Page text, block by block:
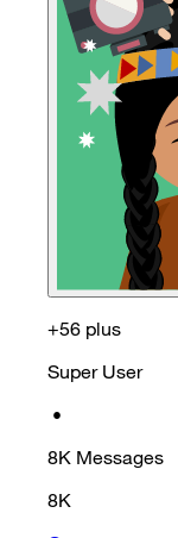
+56 plus
Super User
•
8K Messages
8K